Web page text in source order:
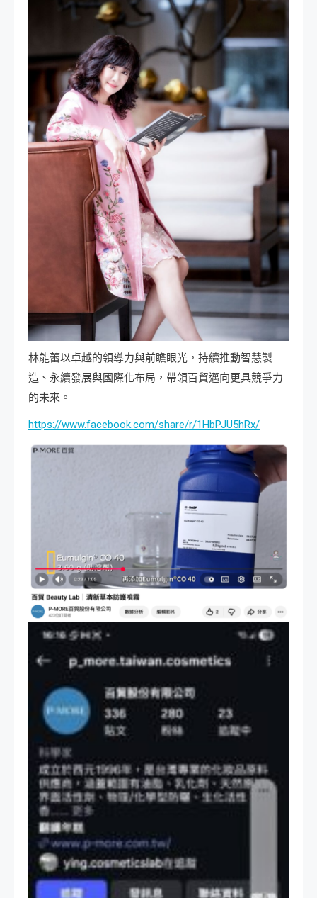
林能蕾以卓越的領導力與前瞻眼光，持續推動智慧製
造、永續發展與國際化布局，帶領百貿邁向更具競爭力
的未來。
https://www.facebook.com/share/r/1HbPJU5hRx/